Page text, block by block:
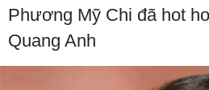
Phương Mỹ Chi đã hot
Quang Anh